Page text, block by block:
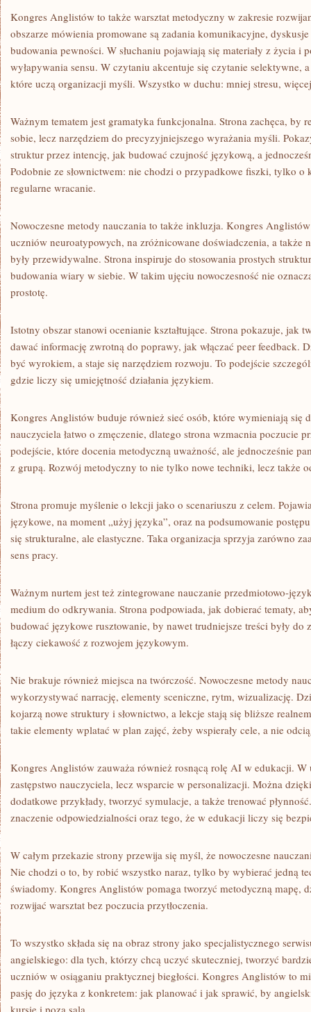
Kongres Anglistów to także warsztat metodyczny w zakresie
obszarze mówienia promowane są zadania komunikacyjne,
budowania pewności. W słuchaniu pojawiają się materiały z życia i
wyłapywania sensu. W czytaniu akcentuje się czytanie
które uczą organizacji myśli. Wszystko w duchu: mniej stresu,
Ważnym tematem jest gramatyka funkcjonalna. Strona zachęca, by
sobie, lecz narzędziem do precyzyjniejszego wyrażania myśli.
struktur przez intencję, jak budować czujność językową, a
Podobnie ze słownictwem: nie chodzi o przypadkowe fiszki, tylko o
regularne wracanie.
Nowoczesne metody nauczania to także inkluzja. Kongres
uczniów neuroatypowych, na zróżnicowane doświadczenia, a także
były przewidywalne. Strona inspiruje do stosowania prostych
budowania wiary w siebie. W takim ujęciu nowoczesność nie
prostotę.
Istotny obszar stanowi ocenianie kształtujące. Strona pokazuje, jak
dawać informację zwrotną do poprawy, jak włączać peer feedback.
być wyrokiem, a staje się narzędziem rozwoju. To podejście
gdzie liczy się umiejętność działania językiem.
Kongres Anglistów buduje również sieć osób, które wymieniają się
nauczyciela łatwo o zmęczenie, dlatego strona wzmacnia poczucie
podejście, które docenia metodyczną uważność, ale jednocześnie
z grupą. Rozwój metodyczny to nie tylko nowe techniki, lecz także
Strona promuje myślenie o lekcji jako o scenariuszu z celem.
językowe, na moment „użyj języka”, oraz na podsumowanie
się strukturalne, ale elastyczne. Taka organizacja sprzyja zarówno
sens pracy.
Ważnym nurtem jest też zintegrowane nauczanie przedmiotowo-
medium do odkrywania. Strona podpowiada, jak dobierać tematy,
budować językowe rusztowanie, by nawet trudniejsze treści były do
łączy ciekawość z rozwojem językowym.
Nie brakuje również miejsca na twórczość. Nowoczesne metody
wykorzystywać narrację, elementy sceniczne, rytm, wizualizację.
kojarzą nowe struktury i słownictwo, a lekcje stają się bliższe
takie elementy wplatać w plan zajęć, żeby wspierały cele, a nie
Kongres Anglistów zauważa również rosnącą rolę AI w edukacji.
zastępstwo nauczyciela, lecz wsparcie w personalizacji. Można
dodatkowe przykłady, tworzyć symulacje, a także trenować
znaczenie odpowiedzialności oraz tego, że w edukacji liczy się
W całym przekazie strony przewija się myśl, że nowoczesne
Nie chodzi o to, by robić wszystko naraz, tylko by wybierać jedną
świadomy. Kongres Anglistów pomaga tworzyć metodyczną mapę,
rozwijać warsztat bez poczucia przytłoczenia.
To wszystko składa się na obraz strony jako specjalistycznego
angielskiego: dla tych, którzy chcą uczyć skuteczniej, tworzyć
uczniów w osiąganiu praktycznej biegłości. Kongres Anglistów to
pasję do języka z konkretem: jak planować i jak sprawić, by
kursie i poza salą.